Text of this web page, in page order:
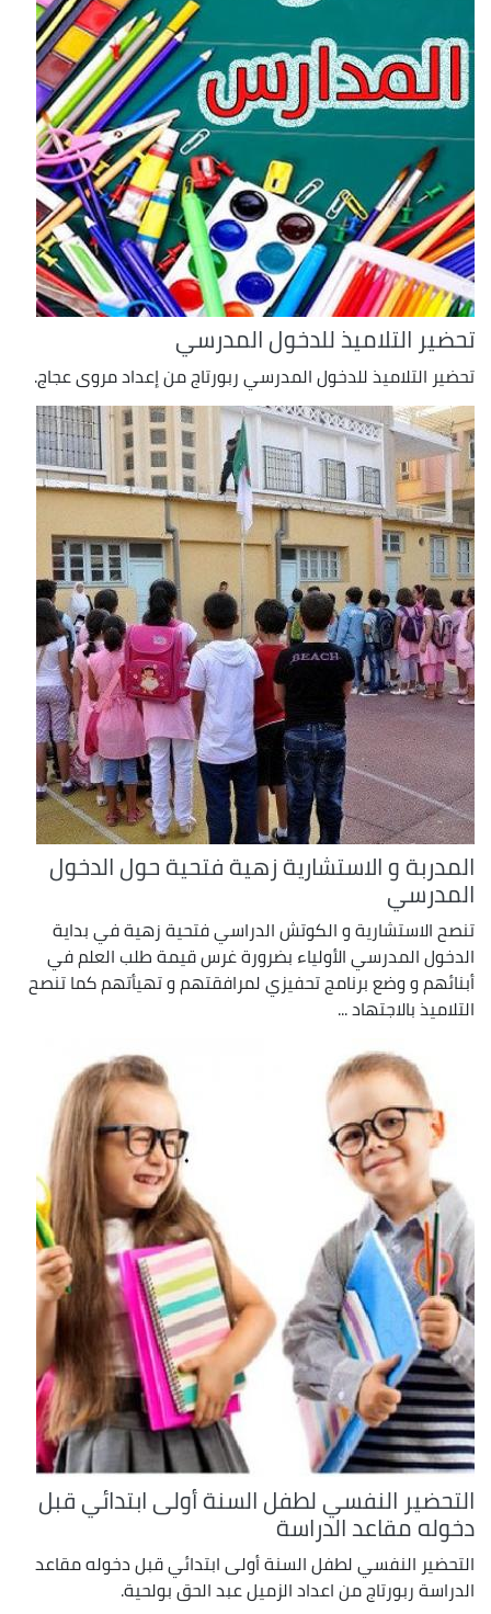
تحضير التلاميذ للدخول المدرسي
تحضير التلاميذ للدخول المدرسي ربورتاج من إعداد مروى عجاج.
المدربة و الاستشارية زهية فتحية حول الدخول
المدرسي
تنصح الاستشارية و الكوتش الدراسي فتحية زهية في بداية
الدخول المدرسي الأولياء بضرورة غرس قيمة طلب العلم في
أبنائهم و وضع برنامج تحفيزي لمرافقتهم و تهيأتهم كما تنصح
التلاميذ بالاجتهاد ...
التحضير النفسي لطفل السنة أولى ابتدائي قبل
دخوله مقاعد الدراسة
التحضير النفسي لطفل السنة أولى ابتدائي قبل دخوله مقاعد
الدراسة ربورتاج من اعداد الزميل عبد الحق بولحية.